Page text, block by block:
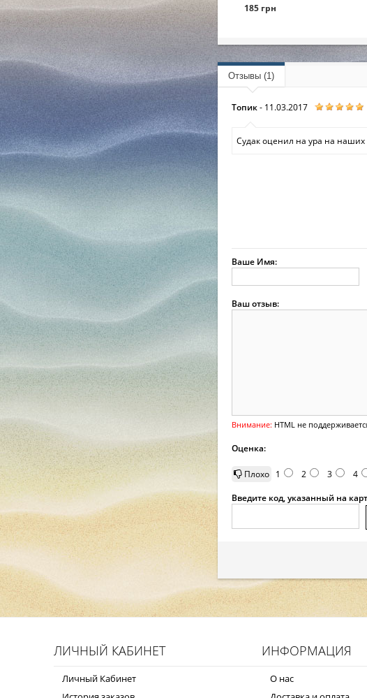
185 грн
Отзывы (1)
Топик- 11.03.2017
Судак оценил на ура на наших
Ваше Имя:
Ваш отзыв:
Внимание: HTML не
Оценка:
Плохо 1 2 3 4
Введите код, указанный на
ЛИЧНЫЙ КАБИНЕТ
Личный Кабинет
ИНФОРМАЦИЯ
О нас